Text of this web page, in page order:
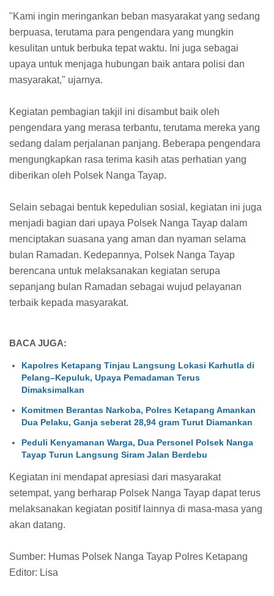
"Kami ingin meringankan beban masyarakat yang sedang
berpuasa, terutama para pengendara yang mungkin
kesulitan untuk berbuka tepat waktu. Ini juga sebagai
upaya untuk menjaga hubungan baik antara polisi dan
masyarakat," ujarnya.
Kegiatan pembagian takjil ini disambut baik oleh
pengendara yang merasa terbantu, terutama mereka yang
sedang dalam perjalanan panjang. Beberapa pengendara
mengungkapkan rasa terima kasih atas perhatian yang
diberikan oleh Polsek Nanga Tayap.
Selain sebagai bentuk kepedulian sosial, kegiatan ini juga
menjadi bagian dari upaya Polsek Nanga Tayap dalam
menciptakan suasana yang aman dan nyaman selama
bulan Ramadan. Kedepannya, Polsek Nanga Tayap
berencana untuk melaksanakan kegiatan serupa
sepanjang bulan Ramadan sebagai wujud pelayanan
terbaik kepada masyarakat.
BACA JUGA:
Kapolres Ketapang Tinjau Langsung Lokasi Karhutla di
Pelang–Kepuluk, Upaya Pemadaman Terus
Dimaksimalkan
Komitmen Berantas Narkoba, Polres Ketapang Amankan
Dua Pelaku, Ganja seberat 28,94 gram Turut Diamankan
Peduli Kenyamanan Warga, Dua Personel Polsek Nanga
Tayap Turun Langsung Siram Jalan Berdebu
Kegiatan ini mendapat apresiasi dari masyarakat
setempat, yang berharap Polsek Nanga Tayap dapat terus
melaksanakan kegiatan positif lainnya di masa-masa yang
akan datang.
Sumber: Humas Polsek Nanga Tayap Polres Ketapang
Editor: Lisa